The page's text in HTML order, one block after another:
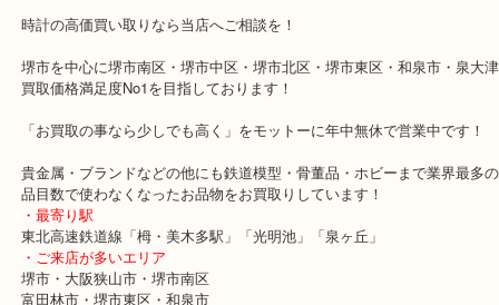
有名スポーツ選手がイメージのタグホイヤーですが当店でもお買い
付属品も全て揃っており数回しか使わなかったようで状態もよく査
堺市を中心に堺市南区・堺市中区・堺市北区・堺市東区・和泉市・
買取価格満足度No1を目指しております！
「お買取の事なら少しでも高く」をモットーに年中無休で営業中で